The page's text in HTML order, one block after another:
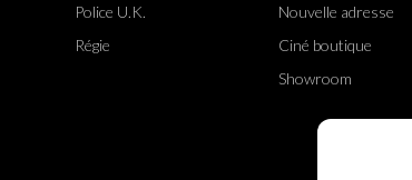
Police U.K.
Régie
Nouvelle adresse
Ciné boutique
Showroom